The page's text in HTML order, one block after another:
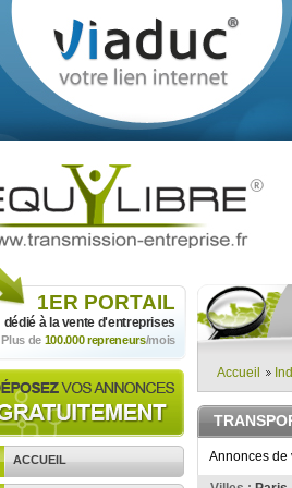
1ER PORTAIL
dédié à la vente d'entreprises
Plus de 100.000 repreneurs/mois
ACCUEIL
Accueil
Annonces de